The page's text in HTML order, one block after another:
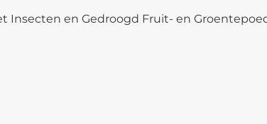
en Gedroogd Fruit- en